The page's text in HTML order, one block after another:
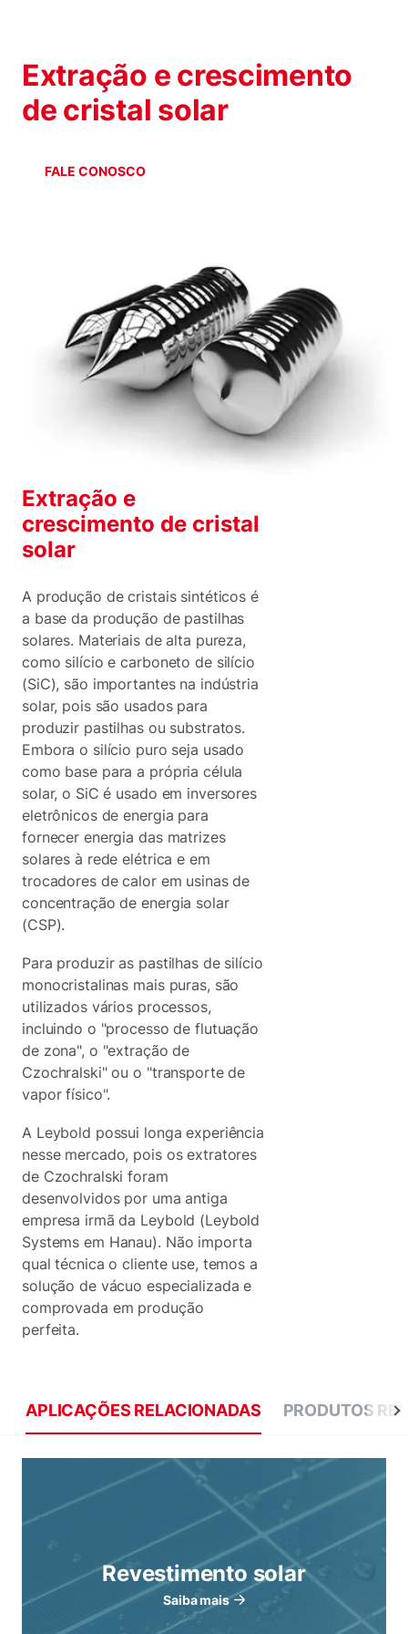
Extração e crescimento
de cristal solar
FALE CONOSCO
Extração e
crescimento de cristal
solar
A produção de cristais sintéticos é
a base da produção de pastilhas
solares. Materiais de alta pureza,
como silício e carboneto de silício
(SiC), são importantes na indústria
solar, pois são usados para
produzir pastilhas ou substratos.
Embora o silício puro seja usado
como base para a própria célula
solar, o SiC é usado em inversores
eletrônicos de energia para
fornecer energia das matrizes
solares à rede elétrica e em
trocadores de calor em usinas de
concentração de energia solar
(CSP).
Para produzir as pastilhas de silício
monocristalinas mais puras, são
utilizados vários processos,
incluindo o "processo de flutuação
de zona", o "extração de
Czochralski" ou o "transporte de
vapor físico".
A Leybold possui longa experiência
nesse mercado, pois os extratores
de Czochralski foram
desenvolvidos por uma antiga
empresa irmã da Leybold (Leybold
Systems em Hanau). Não importa
qual técnica o cliente use, temos a
solução de vácuo especializada e
comprovada em produção
perfeita.
APLICAÇÕES RELACIONADAS PRODUTOS
Revestimento solar
Saiba mais